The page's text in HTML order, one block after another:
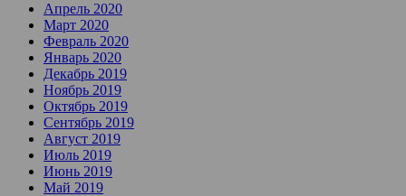
Апрель 2020
Март 2020
Февраль 2020
Январь 2020
Декабрь 2019
Ноябрь 2019
Октябрь 2019
Сентябрь 2019
Август 2019
Июль 2019
Июнь 2019
Май 2019